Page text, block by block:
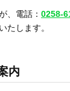
、電話： 0258-
たします。
内